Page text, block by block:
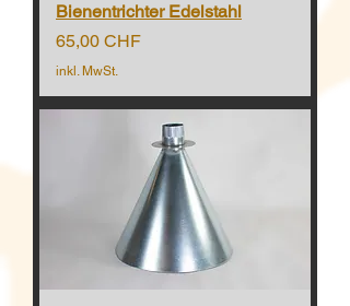
Bienentrichter Edelstahl
Preis
65,00 CHF
inkl. MwSt.